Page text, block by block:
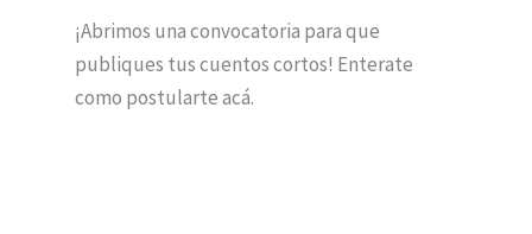
¡Abrimos una convocatoria para que
publiques tus cuentos cortos! Enterate
como postularte acá.